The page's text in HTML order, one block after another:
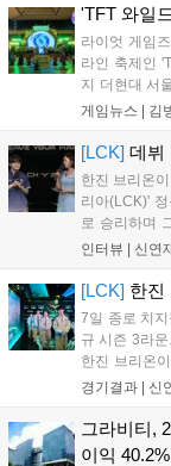
17일까지 이
거리를 제공
니다. 연말에
'TFT 와일
라이엇 게임
라인 축제인
지 더현대 서
는 체험, 스페
연 등 다채로
게임뉴스 | 김
[LCK] 데뷔
한진 브리온
리아(LCK)'
로 승리하며
들어내면서
인터뷰 | 신연
[LCK] 한진
7일 종로 치
규 시즌 3라
한진 브리온
엑스를 제치
경기결과 | 신
그라비티,
이익